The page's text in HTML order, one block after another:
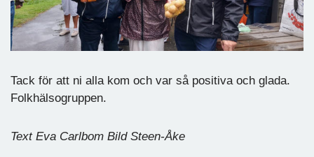
Tack för att ni alla kom och var så positiva och glada.
Folkhälsogruppen.
Text Eva Carlbom Bild Steen-Åke